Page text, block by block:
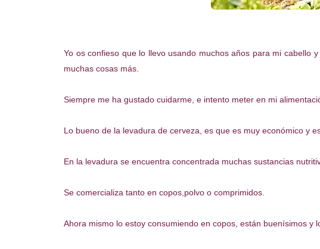
Yo os confieso que lo llevo usando muchos años para mi cabello
muchas cosas más.
Siempre me ha gustado cuidarme, e intento meter en mi
Lo bueno de la levadura de cerveza, es que es muy económico y
En la levadura se encuentra concentrada muchas sustancias
Se comercializa tanto en copos,polvo o comprimidos.
Ahora mismo lo estoy consumiendo en copos, están buenísimos y